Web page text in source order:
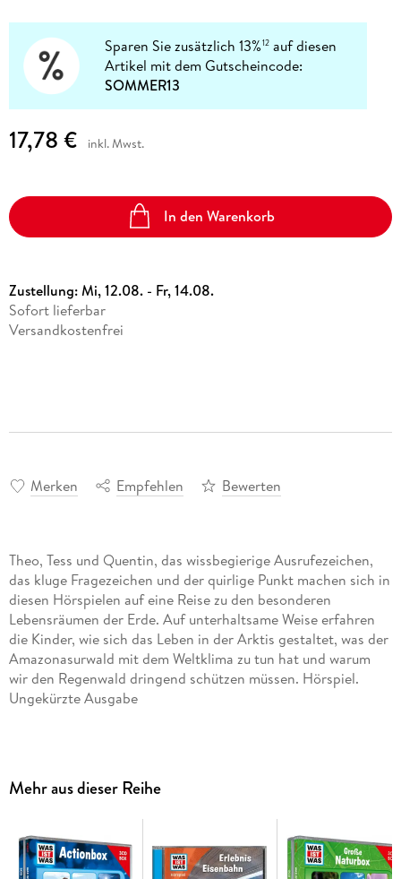
Sparen Sie zusätzlich 13%12 auf diesen
Artikel mit dem Gutscheincode:
SOMMER13
17,78 € inkl. Mwst.
In den Warenkorb
Zustellung:Mi, 12.08. - Fr, 14.08.
Sofort lieferbar
Versandkostenfrei
Merken Empfehlen Bewerten
Theo, Tess und Quentin, das wissbegierige Ausrufezeichen,
das kluge Fragezeichen und der quirlige Punkt machen sich in
diesen Hörspielen auf eine Reise zu den besonderen
Lebensräumen der Erde. Auf unterhaltsame Weise erfahren
die Kinder, wie sich das Leben in der Arktis gestaltet, was der
Amazonasurwald mit dem Weltklima zu tun hat und warum
wir den Regenwald dringend schützen müssen. Hörspiel.
Ungekürzte Ausgabe
1.01: Regenwald - Teil 1
1.02: Regenwald - Teil 2
1.03: Regenwald - Teil 3
1.04: Regenwald - Teil 4
1.05: Regenwald - Teil 5
Mehr aus dieser Reihe